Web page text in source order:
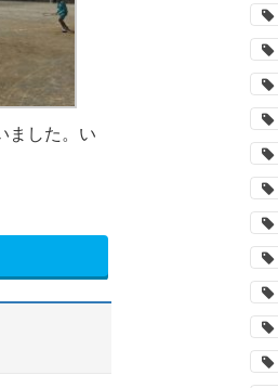
ました。い